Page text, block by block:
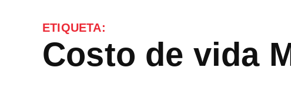
ETIQUETA:
costo de vida